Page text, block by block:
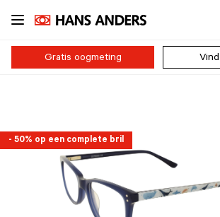
Ga
naar
inhoud
Gratis oogmeting
- 50% op een complete bril